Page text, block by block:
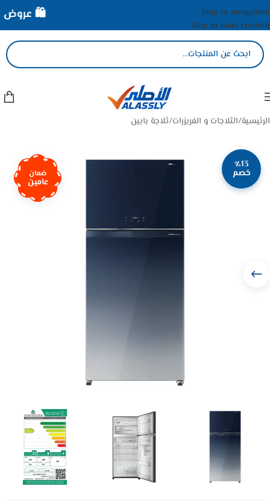
Skip to navigation
Skip to main content
الرئيسية/الثلاجات و الفريزرات/ثلاجة بابين
٪13
خصم ضمان
عامين
🛍️ عروض